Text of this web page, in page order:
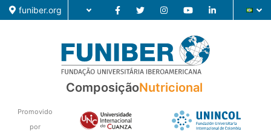
funiber.org
Formação
Pesquisa
ComposiçãoNutricional
Promovido
por